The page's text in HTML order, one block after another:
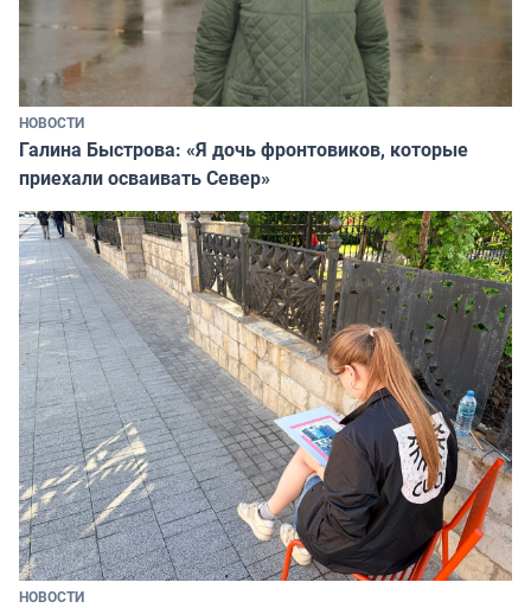
НОВОСТИ
Галина Быстрова: «Я дочь фронтовиков, которые
приехали осваивать Север»
НОВОСТИ